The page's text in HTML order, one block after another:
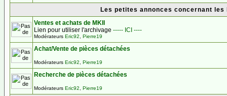
Les petites annonces concernant les
Ventes et achats de MKII
Lien pour utiliser l'archivage ----- ICI ----
Modérateurs Eric92 Pierre19
Achat/Vente de pièces détachées
Modérateurs Eric92 Pierre19
Recherche de pièces détachées
Modérateurs Eric92 Pierre19